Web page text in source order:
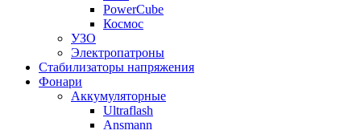
PowerCube
Космос
УЗО
Электропатроны
Стабилизаторы напряжения
Фонари
Аккумуляторные
Ultraflash
Ansmann